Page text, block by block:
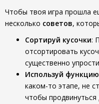
Чтобы твоя игра прошла
несколько советов,
Сортируй кусочки:
отсортировать
существенно
Используй
каком-то этапе, не
чтобы продвинуться